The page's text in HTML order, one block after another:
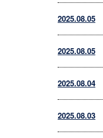
2025.08.05
2025.08.05
2025.08.04
2025.08.03